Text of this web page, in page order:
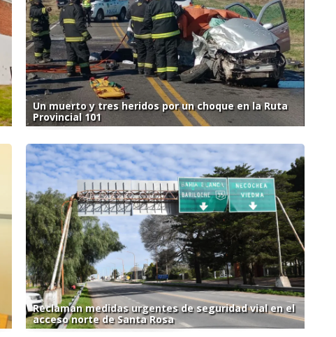
Un muerto y tres heridos por un choque en la Ruta
Provincial 101
Reclaman medidas urgentes de seguridad vial en el
acceso norte de Santa Rosa